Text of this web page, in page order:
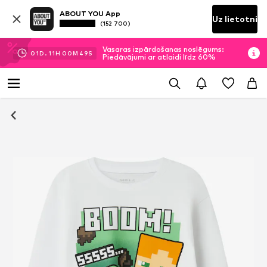
ABOUT YOU App
(152 700) Uz lietotni
01D. 11H 00M 48S
Vasaras izpārdošanas noslēgums:
Piedāvājumi ar atlaidi līdz 60%